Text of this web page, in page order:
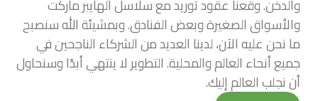
والدخن. وقعنا عقود توريد مع سلاسل الهايبر ماركت
والأسواق الصغيرة وبعض الفنادق. وبمشيئة الله سنصبح
ما نحن عليه الآن، لدينا العديد من الشركاء الناجحين في
جميع أنحاء العالم والمحلية. التطوير لا ينتهي أبدًا وسنحاول
أن نجلب العالم إليك.